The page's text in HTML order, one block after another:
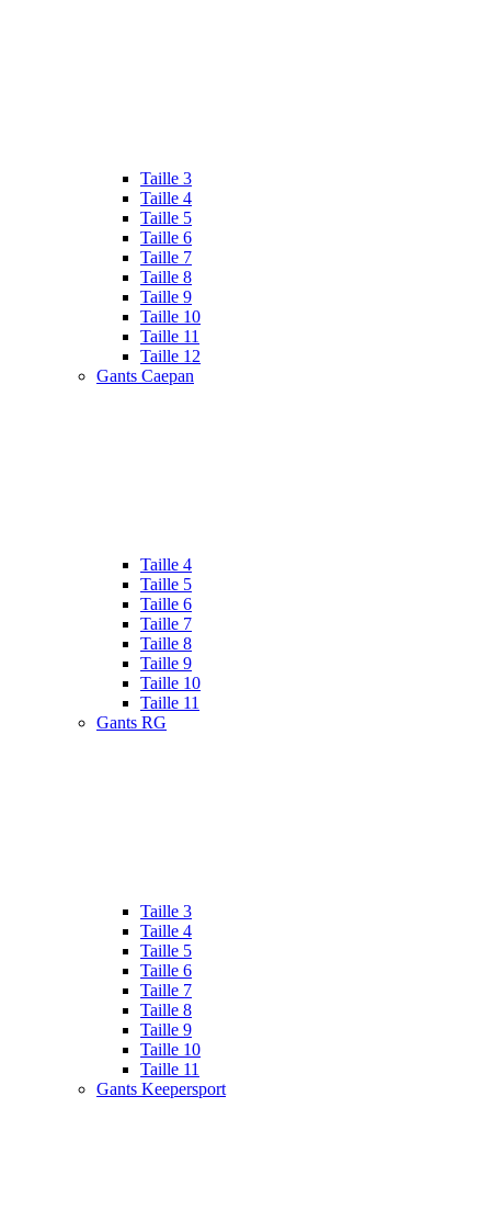
Taille 3
Taille 4
Taille 5
Taille 6
Taille 7
Taille 8
Taille 9
Taille 10
Taille 11
Taille 12
Gants Caepan
Taille 4
Taille 5
Taille 6
Taille 7
Taille 8
Taille 9
Taille 10
Taille 11
Gants RG
Taille 3
Taille 4
Taille 5
Taille 6
Taille 7
Taille 8
Taille 9
Taille 10
Taille 11
Gants Keepersport